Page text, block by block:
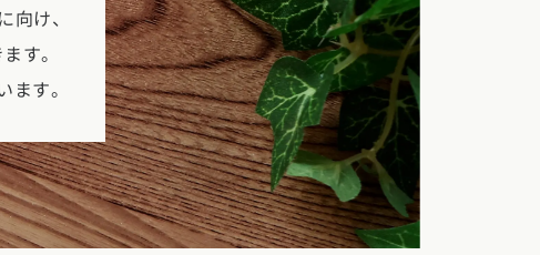
に相談する
ックポイントがわかる！
り３つのお役立ちツール
け、
す。
す。